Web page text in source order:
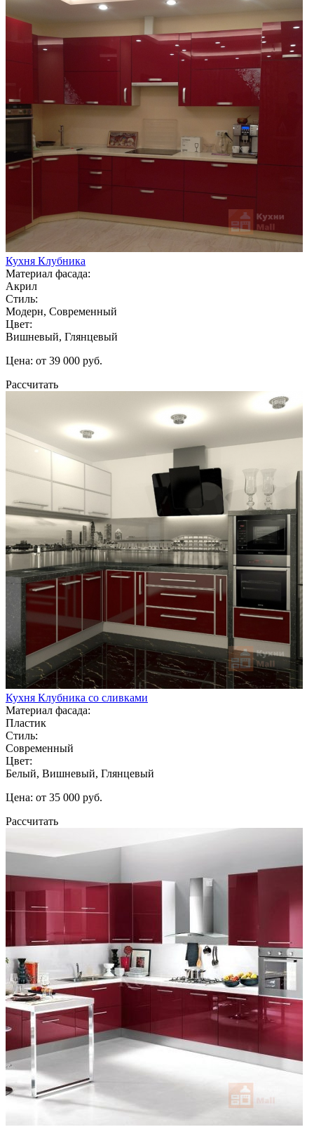
Кухня Клубника
Материал фасада:
Акрил
Стиль:
Модерн, Современный
Цвет:
Вишневый, Глянцевый
Цена: от 39 000 руб.
Рассчитать
Кухня Клубника со сливками
Материал фасада:
Пластик
Стиль:
Современный
Цвет:
Белый, Вишневый, Глянцевый
Цена: от 35 000 руб.
Рассчитать